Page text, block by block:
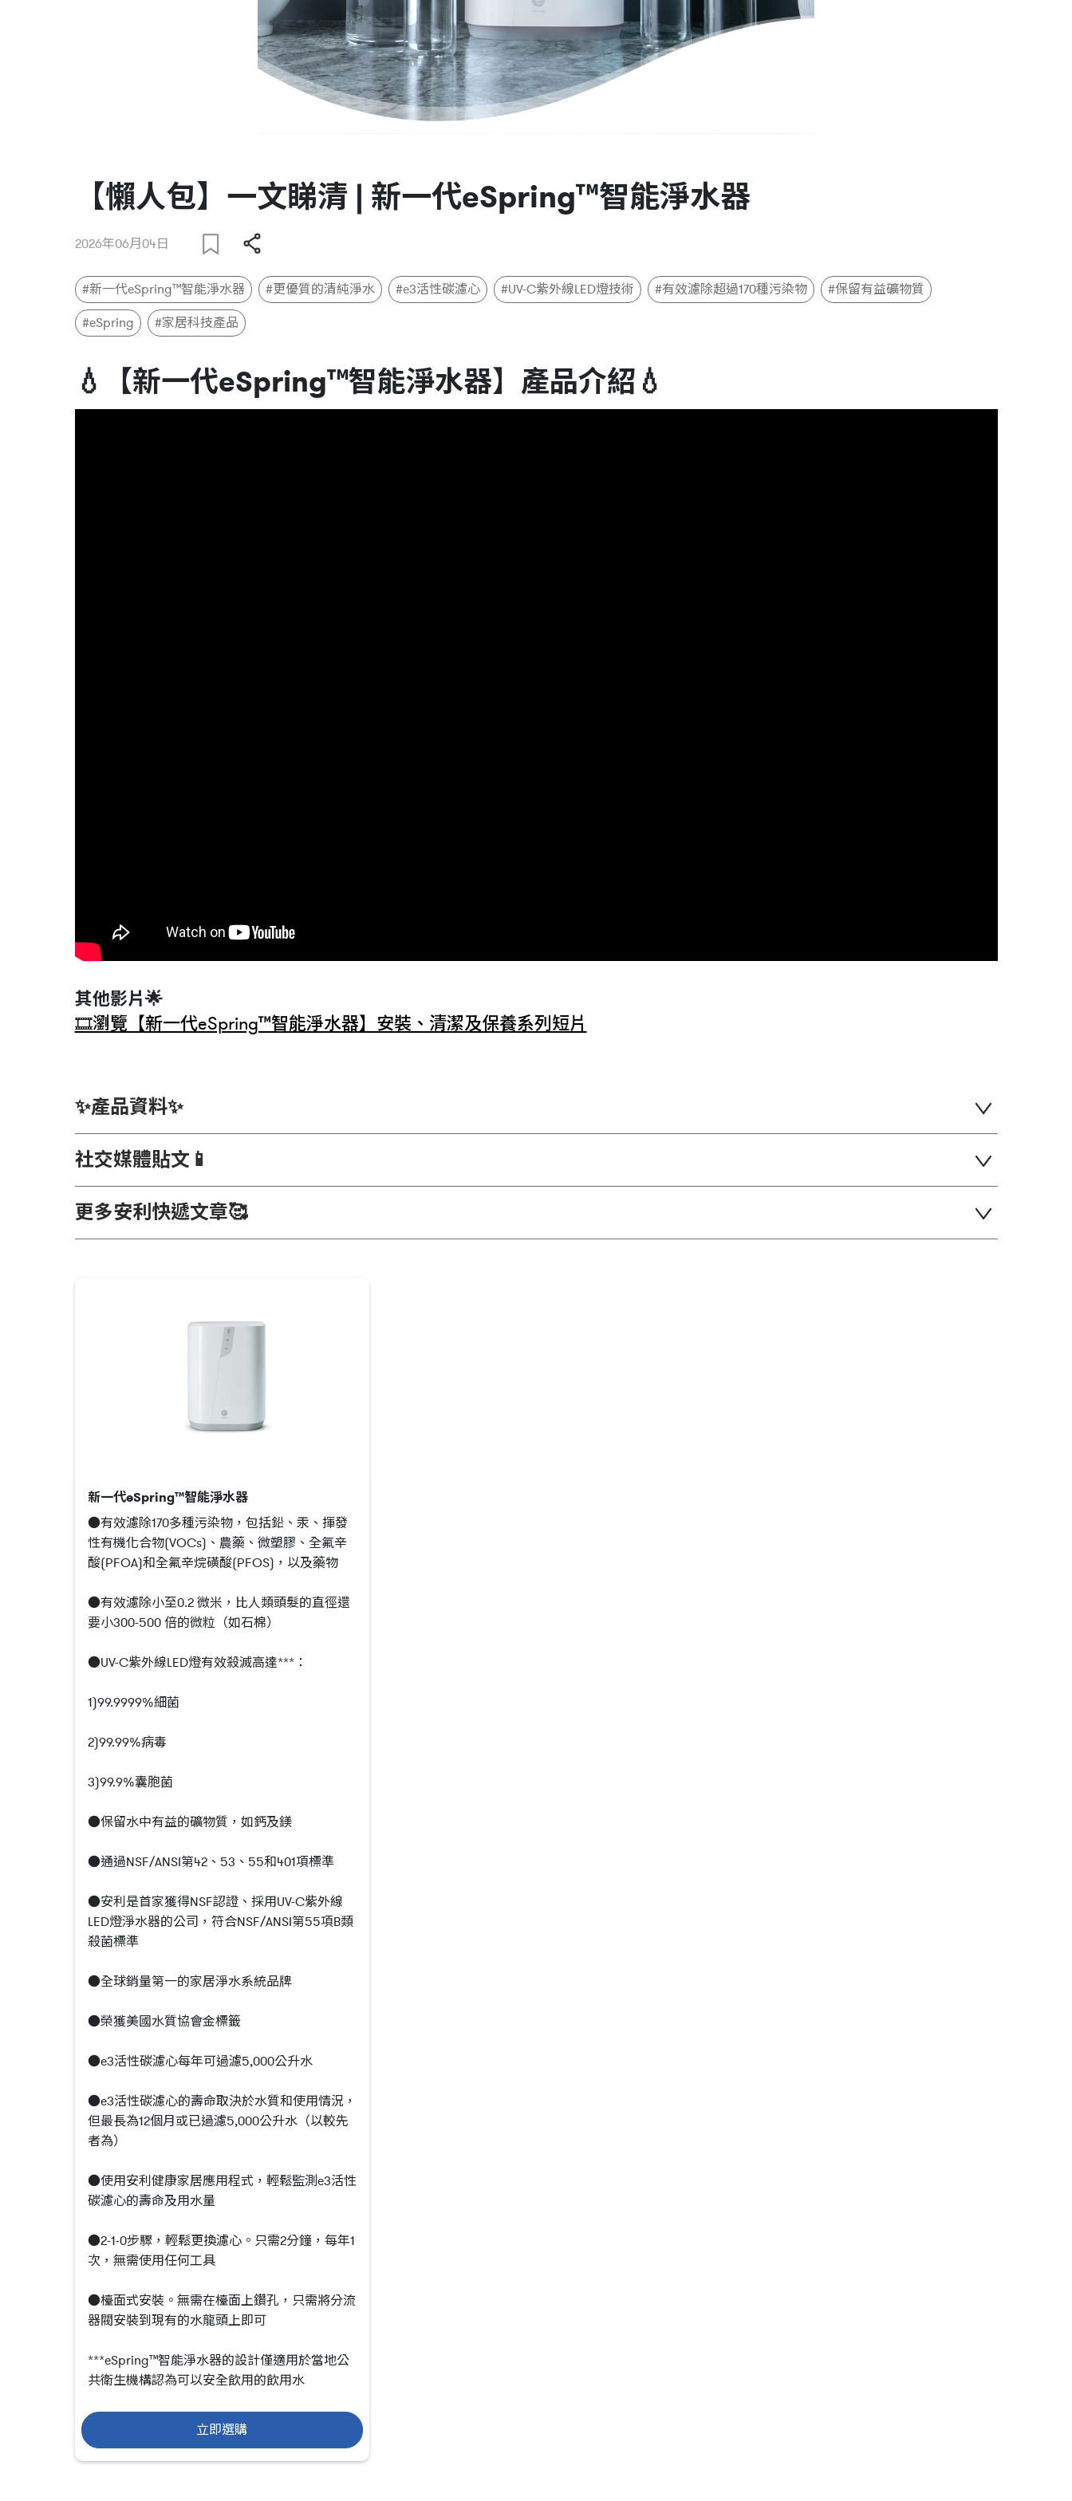
【懶人包】一文睇清 | 新一代eSpring™智能淨水器
2026年06月04日
#新一代eSpring™智能淨水器 #更優質的清純淨水 #e3活性碳濾心 #UV-C紫外線LED燈技術 #有效濾除超過170種污染物
#保留有益礦物質
#eSpring
#家居科技產品
💧【新一代eSpring™智能淨水器】 產品介紹💧
其他影片🌟
🎞️瀏覽【新一代eSpring™智能淨水器】安裝、清潔及保養系列短片
✨產品資料✨
社交媒體貼文📱
更多安利快遞文章🥰
新一代eSpring™智能淨水器
●有效濾除170多種污染物，包括鉛、汞、揮發
性有機化合物(VOCs)、農藥、微塑膠、全氟辛
酸(PFOA)和全氟辛烷磺酸(PFOS)，以及藥物
●有效濾除小至0.2 微米，比人類頭髮的直徑還
要小300-500 倍的微粒（如石棉）
●UV-C紫外線LED燈有效殺滅高達***：
1)99.9999%細菌
2)99.99%病毒
3)99.9%囊胞菌
●保留水中有益的礦物質，如鈣及鎂
●通過NSF/ANSI第42、53、55和401項標準
●安利是首家獲得NSF認證、採用UV-C紫外線
LED燈淨水器的公司，符合NSF/ANSI第55項B類
殺菌標準
●全球銷量第一的家居淨水系統品牌
●榮獲美國水質協會金標籤
●e3活性碳濾心每年可過濾5,000公升水
●e3活性碳濾心的壽命取決於水質和使用情況，
但最長為12個月或已過濾5,000公升水（以較先
者為）
●使用安利健康家居應用程式，輕鬆監測e3活性
碳濾心的壽命及用水量
●2-1-0步驟，輕鬆更換濾心。只需2分鐘，每年1
次，無需使用任何工具
●檯面式安裝。無需在檯面上鑽孔，只需將分流
器閥安裝到現有的水龍頭上即可
***eSpring™智能淨水器的設計僅適用於當地公
共衛生機構認為可以安全飲用的飲用水
立即選購